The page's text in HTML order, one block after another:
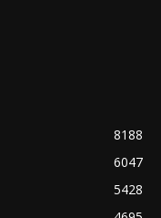
8188
6047
5428